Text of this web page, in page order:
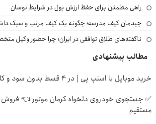
راهی مطمئن برای حفظ ارزش پول در شرایط نوسان
چیدمان کیف مدرسه؛ چگونه یک کیف مرتب و سبک
ناگفته‌های طلاق توافقی در ایران؛ چرا حضور وکیل
مطالب پیشنهادی
خرید موبایل با اسنپ پی | در ۴ قسط بدون سود و کارمزد!
✅ جستجوی خودروی دلخواه کرمان موتور 👈
مستقیم